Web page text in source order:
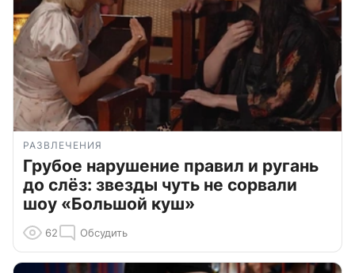
РАЗВЛЕЧЕНИЯ
Грубое нарушение правил и ругань
до слёз: звезды чуть не сорвали
шоу «Большой куш»
62 Обсудить